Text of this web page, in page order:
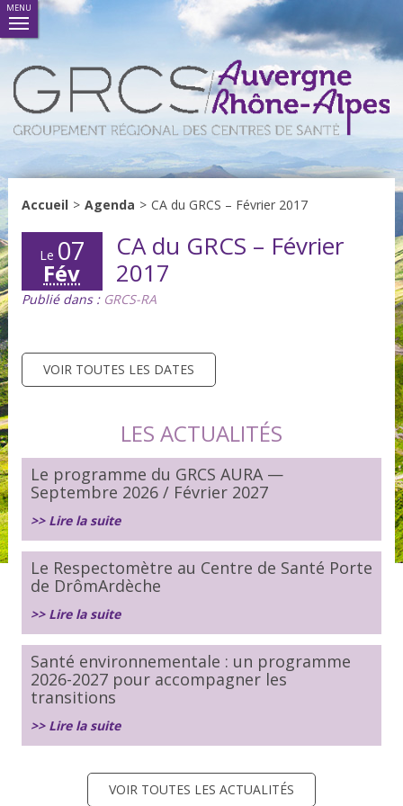
MENU
Accueil > Agenda > CA du GRCS – Février 2017
Le 07
Fév
CA du GRCS – Février
2017
Publié dans : GRCS-RA
VOIR TOUTES LES DATES
LES ACTUALITÉS
Le programme du GRCS AURA —
Septembre 2026 / Février 2027
>> Lire la suite
Le Respectomètre au Centre de Santé Porte
de DrômArdèche
>> Lire la suite
Santé environnementale : un programme
2026-2027 pour accompagner les
transitions
>> Lire la suite
VOIR TOUTES LES ACTUALITÉS